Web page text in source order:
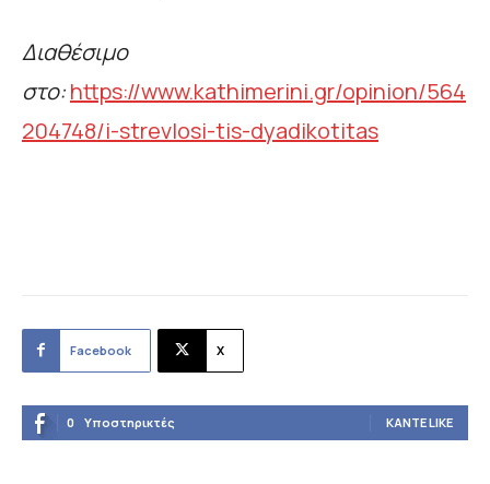
Διαθέσιμο
στο:https://www.kathimerini.gr/opinion/564
204748/i-strevlosi-tis-dyadikotitas
Facebook X
0 Υποστηρικτές ΚΆΝΤΕ LIKE